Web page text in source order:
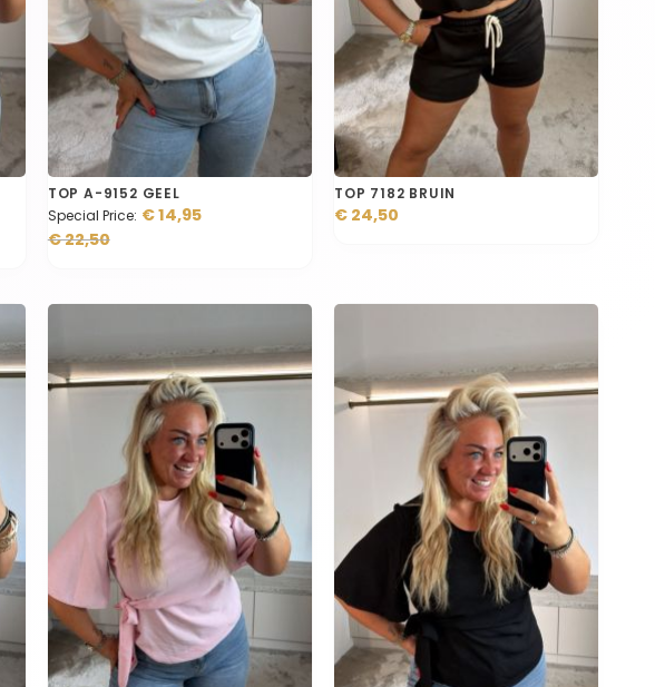
TOP A-9152 GEEL
Special Price € 14,95
€ 22,50
TOP 7182 BRUIN
€ 24,50